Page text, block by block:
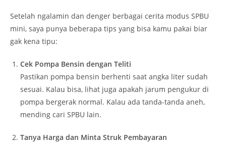
Setelah ngalamin dan denger berbagai cerita modus SPBU
mini, saya punya beberapa tips yang bisa kamu pakai biar
gak kena tipu:
Cek Pompa Bensin dengan Teliti
Pastikan pompa bensin berhenti saat angka liter sudah
sesuai. Kalau bisa, lihat juga apakah jarum pengukur di
pompa bergerak normal. Kalau ada tanda-tanda aneh,
mending cari SPBU lain.
Tanya Harga dan Minta Struk Pembayaran